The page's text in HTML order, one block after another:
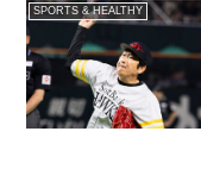
SPORTS & HEALTHY